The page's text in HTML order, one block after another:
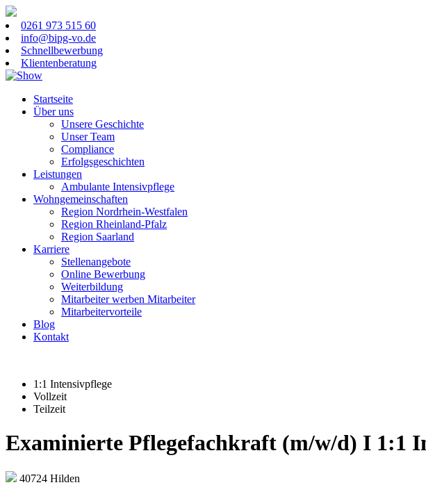
0261 973 515 60
info@bipg-vo.de
Schnellbewerbung
Klientenberatung
Startseite
Über uns
Unsere Geschichte
Unser Team
Compliance
Erfolgsgeschichten
Leistungen
Ambulante Intensivpflege
Wohngemeinschaften
Region Nordrhein-Westfalen
Region Rheinland-Pfalz
Region Saarland
Karriere
Stellenangebote
Online Bewerbung
Weiterbildung
Mitarbeiter werben Mitarbeiter
Mitarbeitervorteile
Blog
Kontakt
1:1 Intensivpflege
Vollzeit
Teilzeit
Examinierte Pflegefachkraft (m/w/d) I 1:1
40724 Hilden